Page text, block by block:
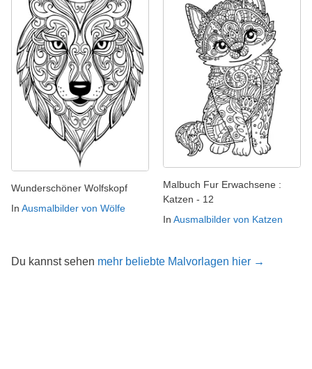
Wunderschöner Wolfskopf
In Ausmalbilder von Wölfe
Malbuch Fur Erwachsene :
Katzen - 12
In Ausmalbilder von Katzen
Du kannst sehen mehr beliebte Malvorlagen hier →